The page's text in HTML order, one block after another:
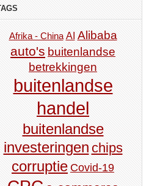
Afrika - China AI Alibaba
auto's buitenlandse
betrekkingen
buitenlandse
handel
buitenlandse
investeringen chips
corruptie Covid-19